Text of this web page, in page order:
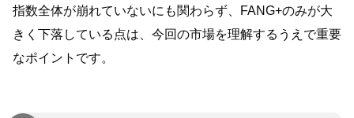
指数全体が崩れていないにも関わらず、FANG+のみが大
きく下落している点は、今回の市場を理解するうえで重要
なポイントです。